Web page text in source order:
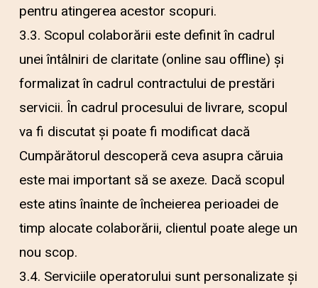
pentru atingerea acestor scopuri.
3.3. Scopul colaborării este definit în cadrul
unei întâlniri de claritate (online sau offline) și
formalizat în cadrul contractului de prestări
servicii. În cadrul procesului de livrare, scopul
va fi discutat și poate fi modificat dacă
Cumpărătorul descoperă ceva asupra căruia
este mai important să se axeze. Dacă scopul
este atins înainte de încheierea perioadei de
timp alocate colaborării, clientul poate alege un
nou scop.
3.4. Serviciile operatorului sunt personalizate și